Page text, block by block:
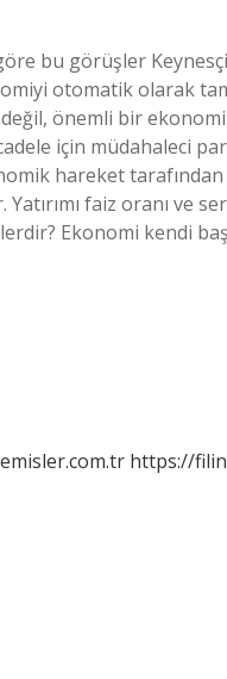
bu görüşler
otomatik olarak
önemli bir
için müdahaleci
hareket
faiz oranı ve
Ekonomi kendi
https://